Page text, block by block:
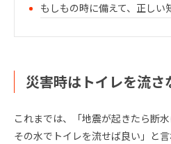
もしもの時に備えて、正しい
災害時はトイレを流さ
これまでは、「地震が起きたら断
その水でトイレを流せば良い」と